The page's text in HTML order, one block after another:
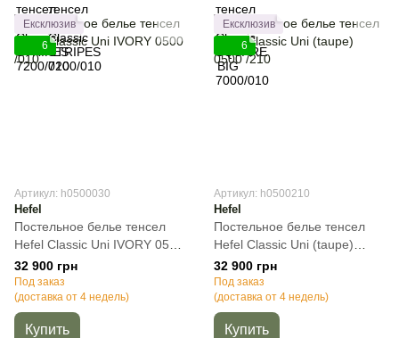
Ексклюзив
6
Артикул: h0500030
Hefel
Постельное белье тенсел
Hefel Classic Uni IVORY 0500
/010, Кремовый, 50х70см
(2шт), Полуторный, 140х200
см, 160х260 см
32 900 грн
Под заказ
(доставка от 4 недель)
Купить
Ексклюзив
6
Артикул: h0500210
Hefel
Постельное белье тенсел
Hefel Classic Uni (taupe)
0500 /210, Капучино,
50х70см (2шт), Полуторный,
140х220 см, 160х260 см
32 900 грн
Под заказ
(доставка от 4 недель)
Купить